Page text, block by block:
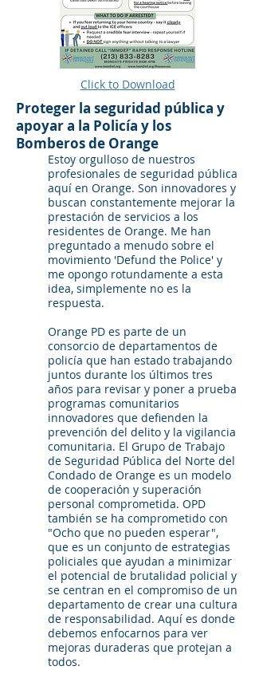
Click to Download
Proteger la seguridad pública y
apoyar a la Policía y los
Bomberos de Orange
Estoy orgulloso de nuestros
profesionales de seguridad pública
aquí en Orange. Son innovadores y
buscan constantemente mejorar la
prestación de servicios a los
residentes de Orange. Me han
preguntado a menudo sobre el
movimiento 'Defund the Police' y
me opongo rotundamente a esta
idea, simplemente no es la
respuesta.
Orange PD es parte de un
consorcio de departamentos de
policía que han estado trabajando
juntos durante los últimos tres
años para revisar y poner a prueba
programas comunitarios
innovadores que defienden la
prevención del delito y la vigilancia
comunitaria. El Grupo de Trabajo
de Seguridad Pública del Norte del
Condado de Orange es un modelo
de cooperación y superación
personal comprometida. OPD
también se ha comprometido con
"Ocho que no pueden esperar",
que es un conjunto de estrategias
policiales que ayudan a minimizar
el potencial de brutalidad policial y
se centran en el compromiso de un
departamento de crear una cultura
de responsabilidad. Aquí es donde
debemos enfocarnos para ver
mejoras duraderas que protejan a
todos.